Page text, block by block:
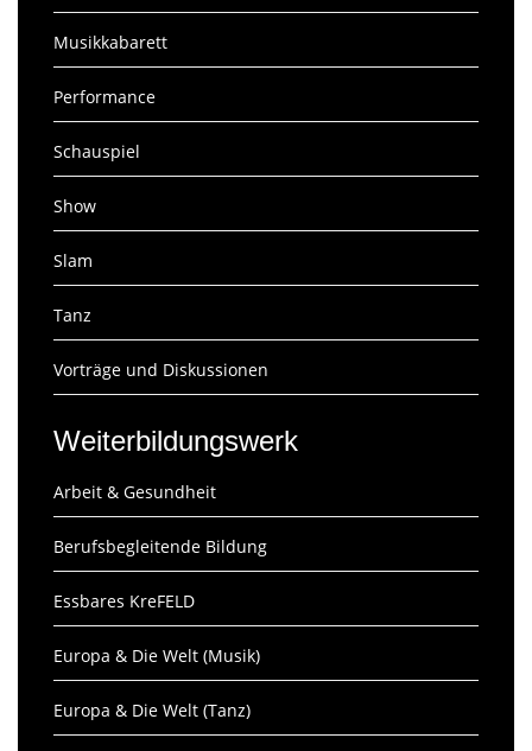
Musikkabarett
Performance
Schauspiel
Show
Slam
Tanz
Vorträge und Diskussionen
Weiterbildungswerk
Arbeit & Gesundheit
Berufsbegleitende Bildung
Essbares KreFELD
Europa & Die Welt (Musik)
Europa & Die Welt (Tanz)